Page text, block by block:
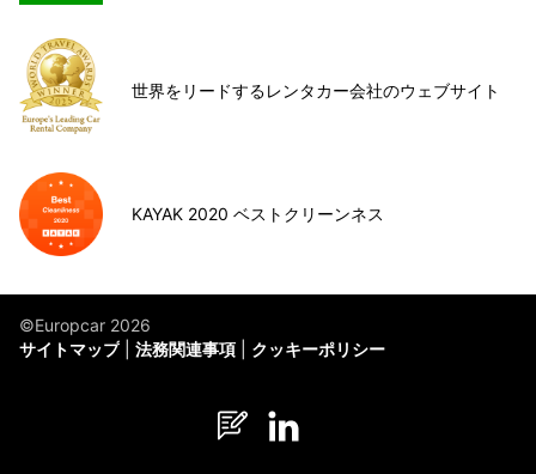
世界をリードするレンタカー会社のウェブサイト
KAYAK 2020 ベストクリーンネス
©Europcar 2026
サイトマップ
法務関連事項 クッキーポリシー